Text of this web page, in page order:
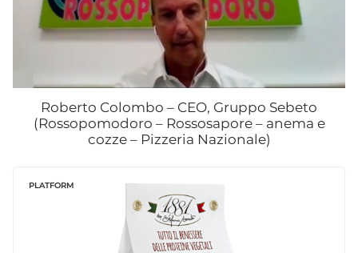
Roberto Colombo – CEO, Gruppo Sebeto
(Rossopomodoro – Rossosapore – anema e
cozze – Pizzeria Nazionale)
PLATFORM